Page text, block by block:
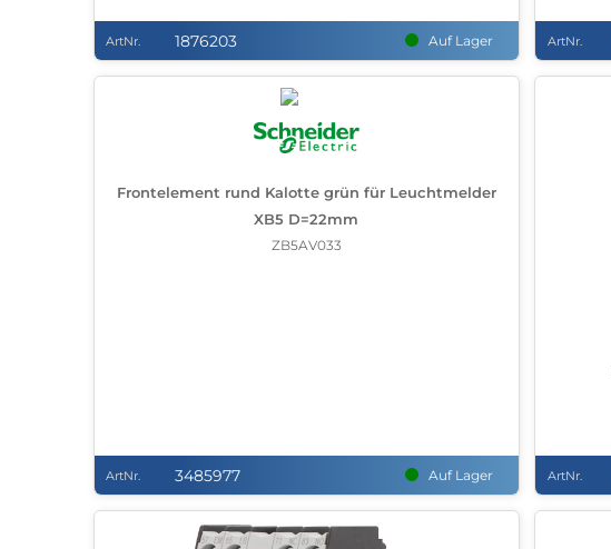
ArtNr. 1876203 Auf Lager ArtNr.
Frontelement rund Kalotte grün für Leuchtmelder
XB5 D=22mm
ZB5AV033
ArtNr. 3485977 Auf Lager ArtNr.